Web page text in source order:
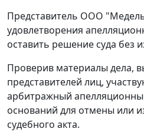
Представитель ООО
удовлетворения
оставить решение суда без
Проверив материалы дела,
представителей лиц,
арбитражный
оснований для отмены или
судебного акта.